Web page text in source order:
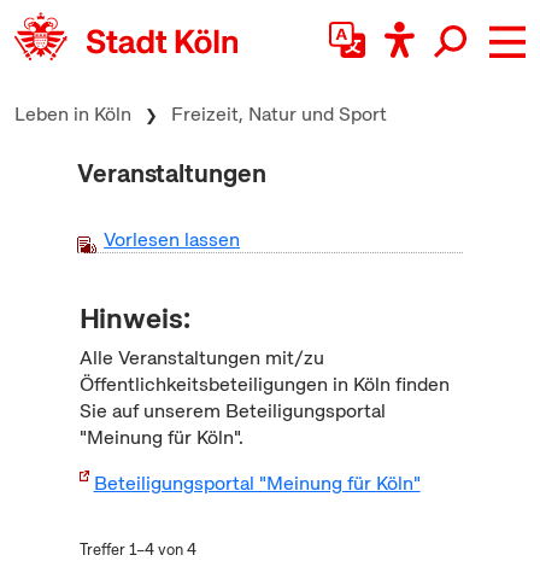
zum Inhalt springen
Leben in Köln Freizeit, Natur und Sport
Veranstaltungen
Vorlesen lassen
Hinweis:
Alle Veranstaltungen mit/zu
Öffentlichkeitsbeteiligungen in Köln finden
Sie auf unserem Beteiligungsportal
"Meinung für Köln".
Beteiligungsportal "Meinung für Köln"
Treffer 1–4 von 4